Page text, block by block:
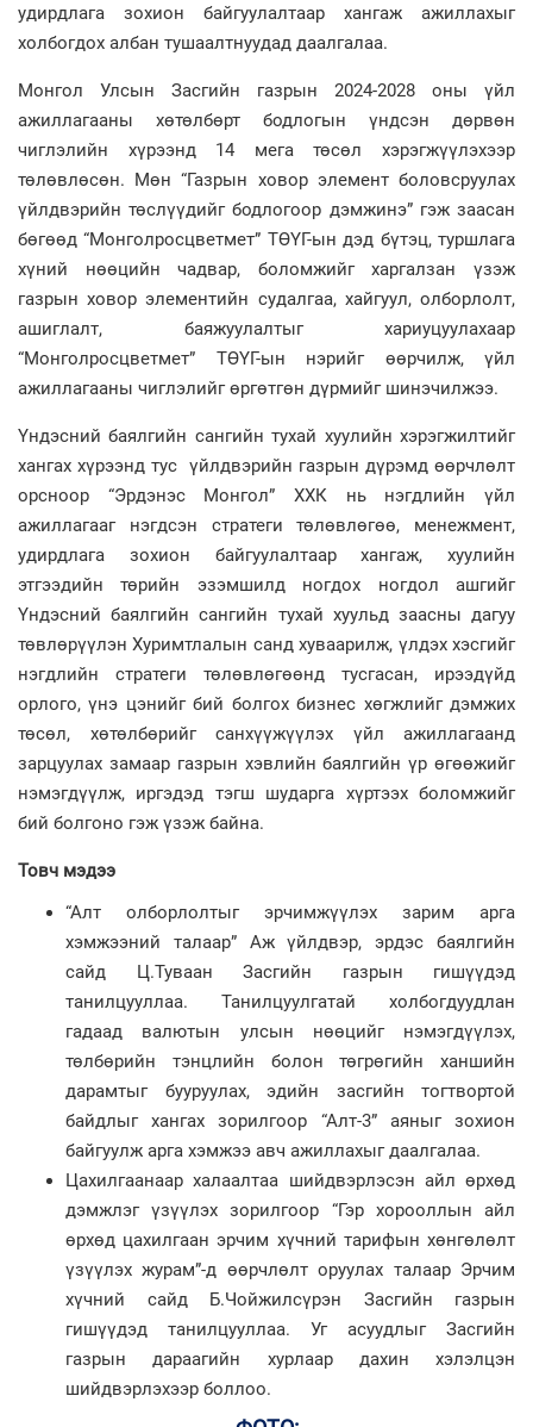
удирдлага зохион байгуулалтаар хангаж ажиллахыг
холбогдох албан тушаалтнуудад даалгалаа.
Монгол Улсын Засгийн газрын 2024-2028 оны үйл
ажиллагааны хөтөлбөрт бодлогын үндсэн дөрвөн
чиглэлийн хүрээнд 14 мега төсөл хэрэгжүүлэхээр
төлөвлөсөн. Мөн “Газрын ховор элемент боловсруулах
үйлдвэрийн төслүүдийг бодлогоор дэмжинэ” гэж заасан
бөгөөд “Монголросцветмет” ТӨҮГ-ын дэд бүтэц, туршлага
хүний нөөцийн чадвар, боломжийг харгалзан үзэж
газрын ховор элементийн судалгаа, хайгуул, олборлолт,
ашиглалт, баяжуулалтыг хариуцуулахаар
“Монголросцветмет” ТӨҮГ-ын нэрийг өөрчилж, үйл
ажиллагааны чиглэлийг өргөтгөн дүрмийг шинэчилжээ.
Үндэсний баялгийн сангийн тухай хуулийн хэрэгжилтийг
хангах хүрээнд тус үйлдвэрийн газрын дүрэмд өөрчлөлт
орсноор “Эрдэнэс Монгол” ХХК нь нэгдлийн үйл
ажиллагааг нэгдсэн стратеги төлөвлөгөө, менежмент,
удирдлага зохион байгуулалтаар хангаж, хуулийн
этгээдийн төрийн эзэмшилд ногдох ногдол ашгийг
Үндэсний баялгийн сангийн тухай хуульд заасны дагуу
төвлөрүүлэн Хуримтлалын санд хуваарилж, үлдэх хэсгийг
нэгдлийн стратеги төлөвлөгөөнд тусгасан, ирээдүйд
орлого, үнэ цэнийг бий болгох бизнес хөгжлийг дэмжих
төсөл, хөтөлбөрийг санхүүжүүлэх үйл ажиллагаанд
зарцуулах замаар газрын хэвлийн баялгийн үр өгөөжийг
нэмэгдүүлж, иргэдэд тэгш шударга хүртээх боломжийг
бий болгоно гэж үзэж байна.
Товч мэдээ
“Алт олборлолтыг эрчимжүүлэх зарим арга
хэмжээний талаар” Аж үйлдвэр, эрдэс баялгийн
сайд Ц.Туваан Засгийн газрын гишүүдэд
танилцууллаа. Танилцуулгатай холбогдуудлан
гадаад валютын улсын нөөцийг нэмэгдүүлэх,
төлбөрийн тэнцлийн болон төгрөгийн ханшийн
дарамтыг бууруулах, эдийн засгийн тогтвортой
байдлыг хангах зорилгоор “Алт-3” аяныг зохион
байгуулж арга хэмжээ авч ажиллахыг даалгалаа.
Цахилгаанаар халаалтаа шийдвэрлэсэн айл өрхөд
дэмжлэг үзүүлэх зорилгоор “Гэр хорооллын айл
өрхөд цахилгаан эрчим хүчний тарифын хөнгөлөлт
үзүүлэх журам”-д өөрчлөлт оруулах талаар Эрчим
хүчний сайд Б.Чойжилсүрэн Засгийн газрын
гишүүдэд танилцууллаа. Уг асуудлыг Засгийн
газрын дараагийн хурлаар дахин хэлэлцэн
шийдвэрлэхээр боллоо.